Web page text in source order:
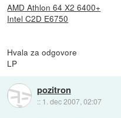
AMD Athlon 64 X2 6400+
Intel C2D E6750
Hvala za odgovore
LP
pozitron
:: 1. dec 2007, 02:07